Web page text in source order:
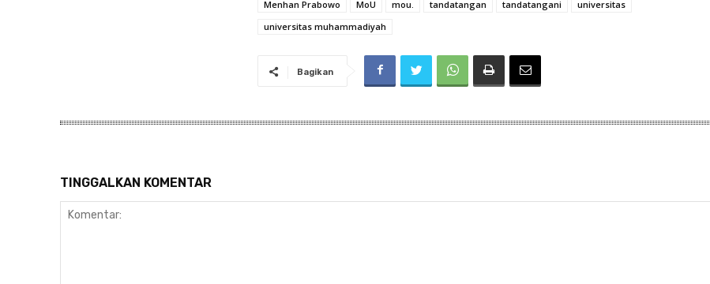
Menhan Prabowo
MoU mou. tandatangan tandatangani
universitas
universitas muhammadiyah
Bagikan
TINGGALKAN KOMENTAR